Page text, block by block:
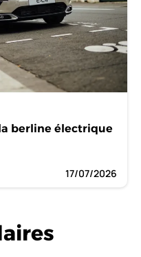
berline électrique
17/07/2026